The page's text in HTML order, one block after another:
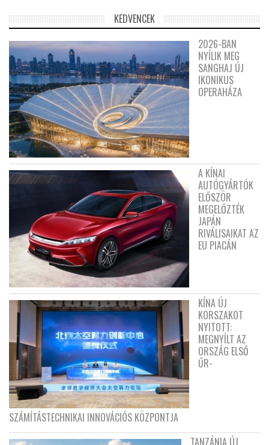
KEDVENCEK
2026-BAN
NYÍLIK MEG
SANGHAJ ÚJ
IKONIKUS
OPERAHÁZA
A KÍNAI
AUTÓGYÁRTÓK
ELŐSZÖR
MEGELŐZTÉK
JAPÁN
RIVÁLISAIKAT AZ
EU PIACÁN
KÍNA ÚJ
KORSZAKOT
NYITOTT:
MEGNYÍLT AZ
ORSZÁG ELSŐ
ŰR-
SZÁMÍTÁSTECHNIKAI INNOVÁCIÓS KÖZPONTJA